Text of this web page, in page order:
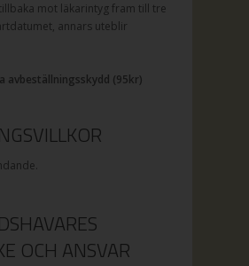
mot läkarintyg fram till tre
annars uteblir
avbeställningsskydd (95kr)
OCH ANSVAR